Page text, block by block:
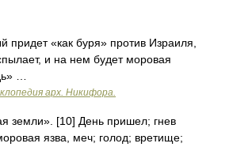
«как буря» против Израиля,
и на нем будет моровая
…
арх. Никифора.
земли». [10] День пришел; гнев
язва, меч; голод; вретище;